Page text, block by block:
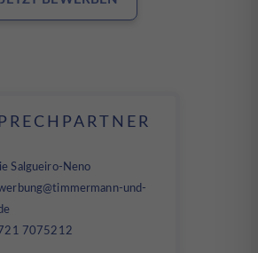
Salgueiro-Neno
und-
7075212